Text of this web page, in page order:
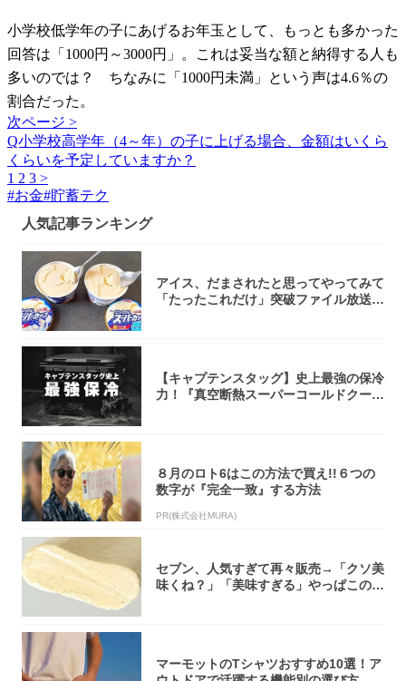
小学校低学年の子にあげるお年玉として、もっとも多かった
回答は「1000円～3000円」。これは妥当な額と納得する人も
多いのでは？ ちなみに「1000円未満」という声は4.6％の
割合だった。
次ページ >
Q小学校高学年（4～年）の子に上げる場合、金額はいくら
くらいを予定していますか？
1 2 3 >
#お金#貯蓄テク
人気記事ランキング
アイス、だまされたと思ってやってみて
「たったこれだけ」突破ファイル放送で
【キャプテンスタッグ】史上最強の保冷
力！『真空断熱スーパーコールドクーラ
８月のロト6はこの方法で買え!!６つの
数字が『完全一致』する方法
PR(株式会社MURA)
セブン、人気すぎて再々販売→「クソ美
味くね？」「美味すぎる」やっぱこのク
マーモットのTシャツおすすめ10選！ア